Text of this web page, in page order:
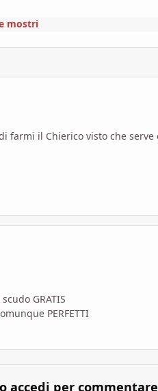
mostri
farmi il Chierico visto che
GRATIS
PERFETTI
accedi per commentare